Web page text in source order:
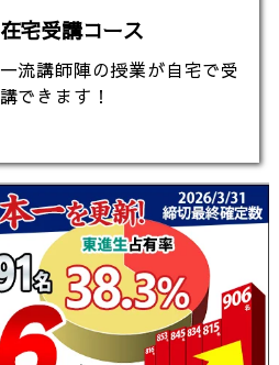
在宅受講コース
一流講師陣の授業が自宅で受
講できます！